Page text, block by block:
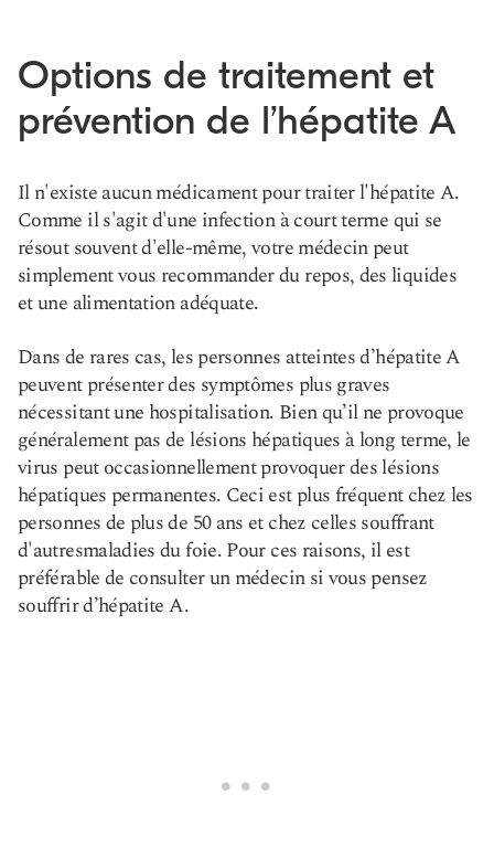
Options de traitement et
prévention de l’hépatite A
Il n'existe aucun médicament pour traiter l'hépatite A.
Comme il s'agit d'une infection à court terme qui se
résout souvent d'elle-même, votre médecin peut
simplement vous recommander du repos, des liquides
et une alimentation adéquate.
Dans de rares cas, les personnes atteintes d’hépatite A
peuvent présenter des symptômes plus graves
nécessitant une hospitalisation. Bien qu’il ne provoque
généralement pas de lésions hépatiques à long terme, le
virus peut occasionnellement provoquer des lésions
hépatiques permanentes. Ceci est plus fréquent chez les
personnes de plus de 50 ans et chez celles souffrant
d'autresmaladies du foie. Pour ces raisons, il est
préférable de consulter un médecin si vous pensez
souffrir d’hépatite A.